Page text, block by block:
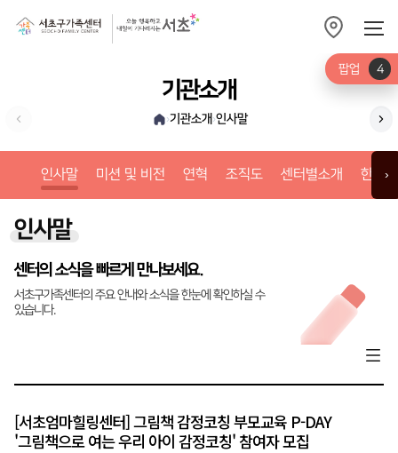
기관소개
›기관소개 ›인사말 미
인사말 미션 및 비전 연혁 조직도 센터별소개 한눈›
인사말
센터의 소식을 빠르게 만나보세요.
서초구가족센터의 주요 안내와 소식을 한눈에 확인하실 수
있습니다.
[서초엄마힐링센터] 그림책 감정코칭 부모교육 P-DAY
'그림책으로 여는 우리 아이 감정코칭' 참여자 모집
팝업 4